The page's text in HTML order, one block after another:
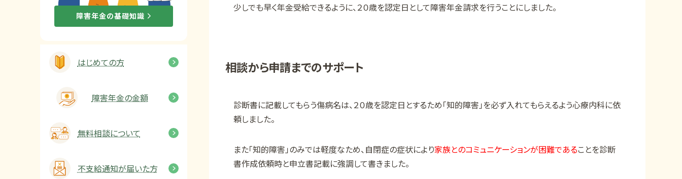
お電話でのお問い合わせ
089-907-3797
少しでも早く年金受給できるように、２０歳を認定日として障害年金請求を行うことにしました。
相談から申請までのサポート
診断書に記載してもらう傷病名は、２０歳を認定日とするため「知的障害」を必ず入れてもらえるよう心療内科に依
頼しました。
また「知的障害」のみでは軽度なため、自閉症の症状により家族とのコミュニケーションが困難であることを診断
書作成依頼時と申立書記載に強調して書きました。
障害年金の基礎知識
はじめての方
障害年金の金額
無料相談について
不支給通知が届いた方